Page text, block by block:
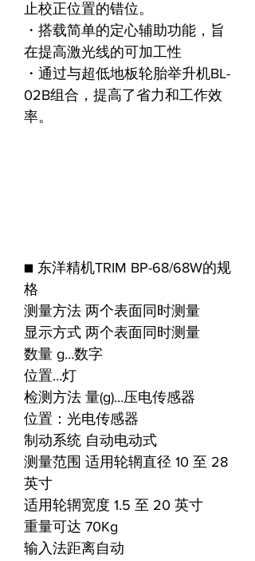
止校正位置的错位。
・搭载简单的定心辅助功能，旨
在提高激光线的可加工性
・通过与超低地板轮胎举升机BL-
02B组合，提高了省力和工作效
率。
■ 东洋精机TRIM BP-68/68W的规
格
测量方法 两个表面同时测量
显示方式 两个表面同时测量
数量 g…数字
位置…灯
检测方法 量(g)…压电传感器
位置：光电传感器
制动系统 自动电动式
测量范围 适用轮辋直径 10 至 28
英寸
适用轮辋宽度 1.5 至 20 英寸
重量可达 70Kg
输入法距离自动